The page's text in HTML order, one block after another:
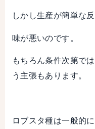
しかし生産が簡単な
味が悪いのです。
もちろん条件次第で
う主張もあります。
ロブスタ種は一般的